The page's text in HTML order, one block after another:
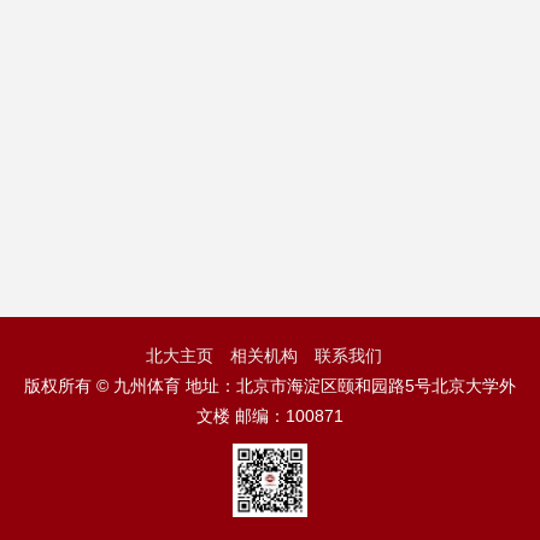
北大主页 相关机构
联系我们
版权所有 © 九州体育 地址：北京市海淀区颐和园路5号北京大学外
文楼 邮编：100871